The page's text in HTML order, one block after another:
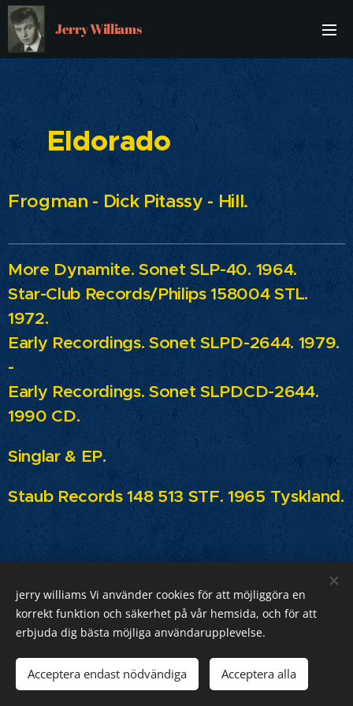
Jerry Williams
Eldorado
Frogman - Dick Pitassy - Hill.
More Dynamite.Sonet SLP-40. 1964.
Star-Club Records/Philips 158004 STL.
1972.
Early Recordings.Sonet SLPD-2644. 1979.
-
Early Recordings.Sonet SLPDCD-2644.
1990 CD.
Singlar & EP.
Staub Records 148 513 STF. 1965 Tyskland.
Jerry Williams
Sveriges Rock Kung.
Webnode Cookies
jerry williams Vi använder cookies för att möjliggöra en
korrekt funktion och säkerhet på vår hemsida, och för att
erbjuda dig bästa möjliga användarupplevelse.
Acceptera endast nödvändiga Acceptera alla